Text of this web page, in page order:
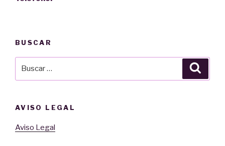
BUSCAR
AVISO LEGAL
Aviso Legal